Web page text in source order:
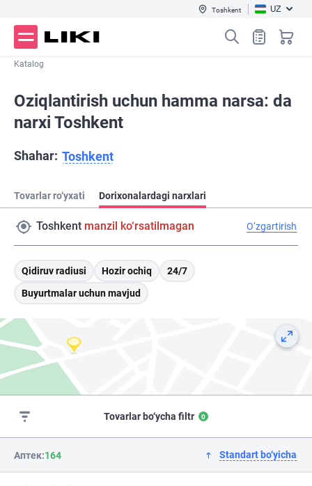
Toshkent UZ
Katalog
Oziqlantirish uchun hamma narsa: da
narxi Toshkent
Shahar: Toshkent
Tovarlar ro‘yxati Dorixonalardagi narxlari
Toshkent manzil ko‘rsatilmagan O‘zgartirish
Qidiruv radiusi Hozir ochiq
24/7
Buyurtmalar uchun mavjud
Tovarlar bo‘ycha filtr 0
Аптек:164 Standart bo‘yicha